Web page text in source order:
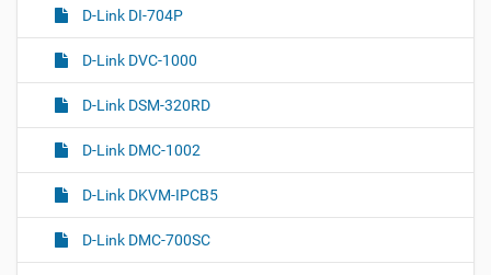
D-Link DI-704P
D-Link DVC-1000
D-Link DSM-320RD
D-Link DMC-1002
D-Link DKVM-IPCB5
D-Link DMC-700SC